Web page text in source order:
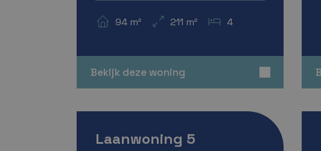
94 m² 211 m² 4
Bekijk deze woning
A+++
Laanwoning 5